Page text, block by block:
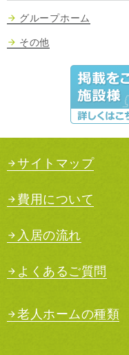
グループホーム
その他
サイトマップ
費用について
入居の流れ
よくあるご質問
老人ホームの種類